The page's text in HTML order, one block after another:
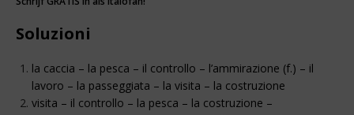
Soluzioni
la caccia – la pesca – il controllo – l’ammirazione (f.) – il
lavoro – la passeggiata – la visita – la costruzione
visita – il controllo – la pesca – la costruzione –